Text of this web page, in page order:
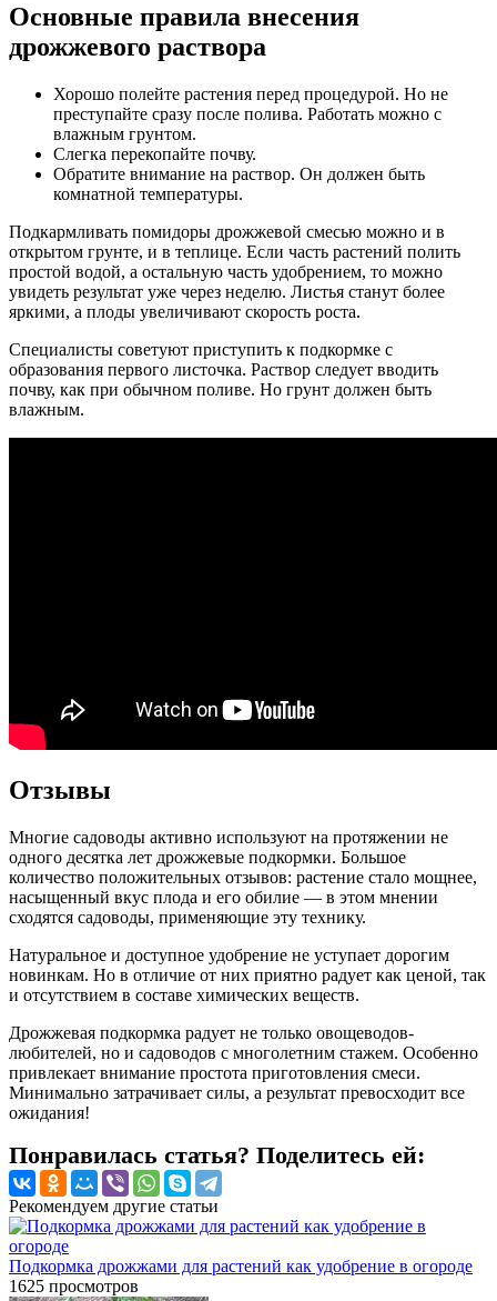
Основные правила внесения
дрожжевого раствора
Хорошо полейте растения перед процедурой. Но не
преступайте сразу после полива. Работать можно с
влажным грунтом.
Слегка перекопайте почву.
Обратите внимание на раствор. Он должен быть
комнатной температуры.
Подкармливать помидоры дрожжевой смесью можно и в
открытом грунте, и в теплице. Если часть растений полить
простой водой, а остальную часть удобрением, то можно
увидеть результат уже через неделю. Листья станут более
яркими, а плоды увеличивают скорость роста.
Специалисты советуют приступить к подкормке с
образования первого листочка. Раствор следует вводить
почву, как при обычном поливе. Но грунт должен быть
влажным.
Отзывы
Многие садоводы активно используют на протяжении не
одного десятка лет дрожжевые подкормки. Большое
количество положительных отзывов: растение стало мощнее,
насыщенный вкус плода и его обилие — в этом мнении
сходятся садоводы, применяющие эту технику.
Натуральное и доступное удобрение не уступает дорогим
новинкам. Но в отличие от них приятно радует как ценой, так
и отсутствием в составе химических веществ.
Дрожжевая подкормка радует не только овощеводов-
любителей, но и садоводов с многолетним стажем. Особенно
привлекает внимание простота приготовления смеси.
Минимально затрачивает силы, а результат превосходит все
ожидания!
Понравилась статья? Поделитесь ей:
Рекомендуем другие статьи
Подкормка дрожжами для растений как удобрение в огороде
1625 просмотров